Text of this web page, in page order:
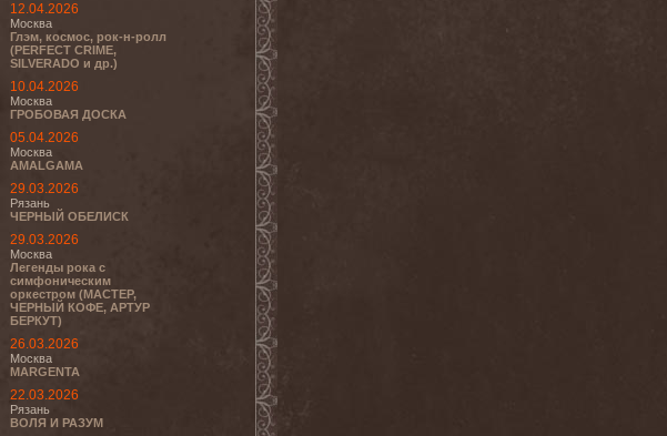
12.04.2026
Москва
Глэм, космос, рок-н-ролл
(PERFECT CRIME,
SILVERADO и др.)
10.04.2026
Москва
ГРОБОВАЯ ДОСКА
05.04.2026
Москва
AMALGAMA
29.03.2026
Рязань
ЧЕРНЫЙ ОБЕЛИСК
29.03.2026
Москва
Легенды рока с
симфоническим
оркестром (МАСТЕР,
ЧЕРНЫЙ КОФЕ, АРТУР
БЕРКУТ)
26.03.2026
Москва
MARGENTA
22.03.2026
Рязань
ВОЛЯ И РАЗУМ